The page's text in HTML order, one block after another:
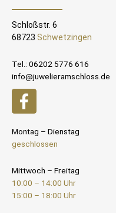
Schloßstr. 6
68723 Schwetzingen
Tel.: 06202 5776 616
info@juwelieramschloss.de
Montag – Dienstag
geschlossen
Mittwoch – Freitag
10:00 – 14:00 Uhr
15:00 – 18:00 Uhr